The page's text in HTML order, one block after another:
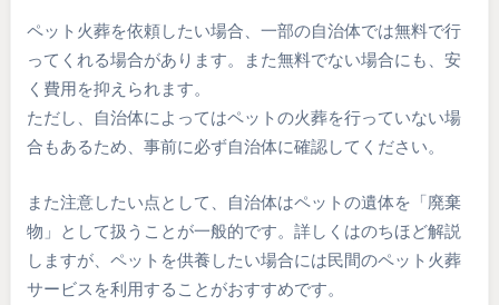
ペット火葬を依頼したい場合、一部の自治体では無料で行
ってくれる場合があります。また無料でない場合にも、安
く費用を抑えられます。
ただし、自治体によってはペットの火葬を行っていない場
合もあるため、事前に必ず自治体に確認してください。
また注意したい点として、自治体はペットの遺体を「廃棄
物」として扱うことが一般的です。詳しくはのちほど解説
しますが、ペットを供養したい場合には民間のペット火葬
サービスを利用することがおすすめです。